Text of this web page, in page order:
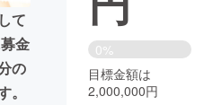
性化
て
金
の
0%
目標金額は
2,000,000円